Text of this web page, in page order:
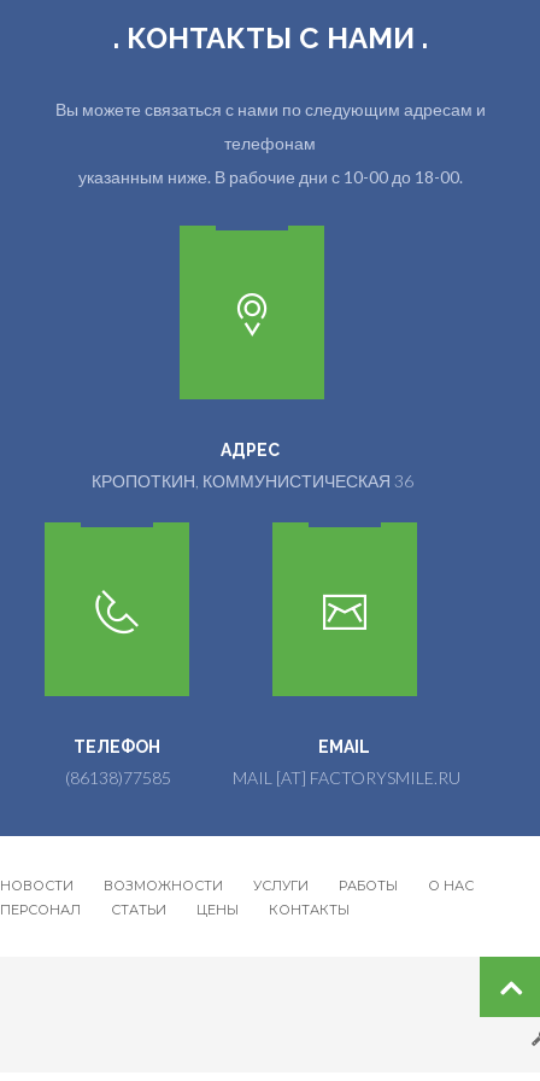
. КОНТАКТЫ С НАМИ .
Вы можете связаться с нами по следующим адресам и
телефонам
указанным ниже. В рабочие дни с 10-00 до 18-00.
АДРЕС
КРОПОТКИН, КОММУНИСТИЧЕСКАЯ 36
ТЕЛЕФОН
(86138)77585
EMAIL
MAIL [AT] FACTORYSMILE.RU
Footer
НОВОСТИ ВОЗМОЖНОСТИ УСЛУГИ РАБОТЫ
О НАС
ПЕРСОНАЛ
СТАТЬИ ЦЕНЫ КОНТАКТЫ